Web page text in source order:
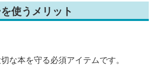
使うメリット
な本を守る必須アイテムです。